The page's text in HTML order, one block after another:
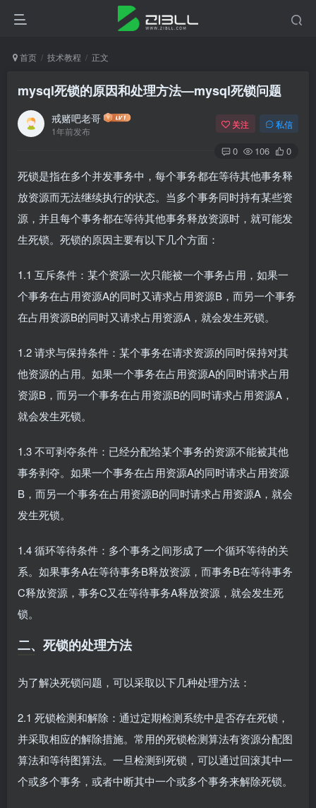
首页 技术教程 正文
mysql死锁的原因和处理方法—mysql死锁问题
戒赌吧老哥
1年前发布
关注 私信
0 106 0
死锁是指在多个并发事务中，每个事务都在等待其他事务释
放资源而无法继续执行的状态。当多个事务同时持有某些资
源，并且每个事务都在等待其他事务释放资源时，就可能发
生死锁。死锁的原因主要有以下几个方面：
1.1 互斥条件：某个资源一次只能被一个事务占用，如果一
个事务在占用资源A的同时又请求占用资源B，而另一个事务
在占用资源B的同时又请求占用资源A，就会发生死锁。
1.2 请求与保持条件：某个事务在请求资源的同时保持对其
他资源的占用。如果一个事务在占用资源A的同时请求占用
资源B，而另一个事务在占用资源B的同时请求占用资源A，
就会发生死锁。
1.3 不可剥夺条件：已经分配给某个事务的资源不能被其他
事务剥夺。如果一个事务在占用资源A的同时请求占用资源
B，而另一个事务在占用资源B的同时请求占用资源A，就会
发生死锁。
1.4 循环等待条件：多个事务之间形成了一个循环等待的关
系。如果事务A在等待事务B释放资源，而事务B在等待事务
C释放资源，事务C又在等待事务A释放资源，就会发生死
锁。
二、死锁的处理方法
为了解决死锁问题，可以采取以下几种处理方法：
2.1 死锁检测和解除：通过定期检测系统中是否存在死锁，
并采取相应的解除措施。常用的死锁检测算法有资源分配图
算法和等待图算法。一旦检测到死锁，可以通过回滚其中一
个或多个事务，或者中断其中一个或多个事务来解除死锁。